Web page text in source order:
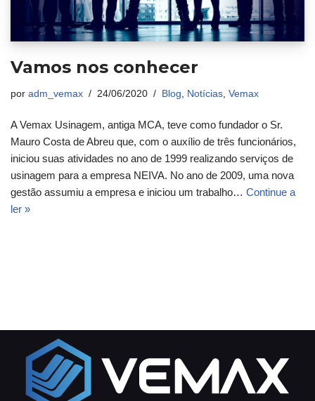
Vamos nos conhecer
por adm_vemax 24/06/2020 Blog, Notícias, Vemax
A Vemax Usinagem, antiga MCA, teve como fundador o Sr.
Mauro Costa de Abreu que, com o auxílio de três funcionários,
iniciou suas atividades no ano de 1999 realizando serviços de
usinagem para a empresa NEIVA. No ano de 2009, uma nova
gestão assumiu a empresa e iniciou um trabalho… Continue a
ler »